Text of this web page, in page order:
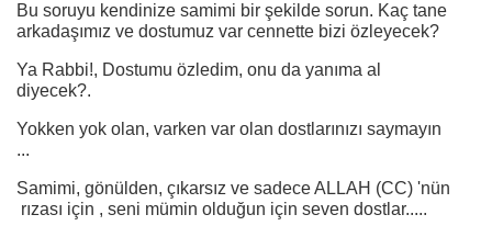
Bu soruyu kendinize samimi bir şekilde sorun. Kaç tane
arkadaşımız ve dostumuz var cennette bizi özleyecek?
Ya Rabbi!, Dostumu özledim, onu da yanıma al
diyecek?.
Yokken yok olan, varken var olan dostlarınızı saymayın
...
Samimi, gönülden, çıkarsız ve sadece ALLAH (CC) 'nün
rızası için , seni mümin olduğun için seven dostlar.....